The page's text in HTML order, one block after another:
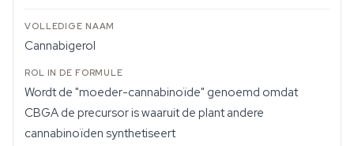
Cannabigerol
Wordt de "moeder-cannabinoïde" genoemd omdat
CBGA de precursor is waaruit de plant andere
cannabinoïden synthetiseert